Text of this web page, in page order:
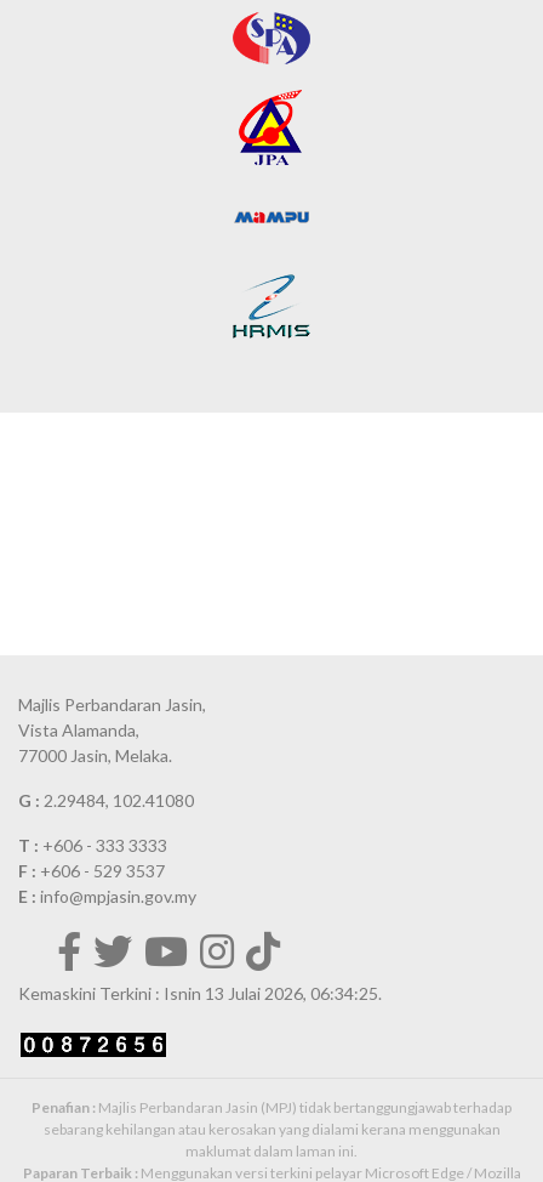
Majlis Perbandaran Jasin,
Vista Alamanda,
77000 Jasin, Melaka.
G : 2.29484, 102.41080
T : +606 - 333 3333
F : +606 - 529 3537
E : info@mpjasin.gov.my
Kemaskini Terkini : Isnin 13 Julai 2026, 06:34:25.
Penafian : Majlis Perbandaran Jasin (MPJ) tidak bertanggungjawab terhadap
sebarang kehilangan atau kerosakan yang dialami kerana menggunakan
maklumat dalam laman ini.
Paparan Terbaik : Menggunakan versi terkini pelayar Microsoft Edge / Mozilla